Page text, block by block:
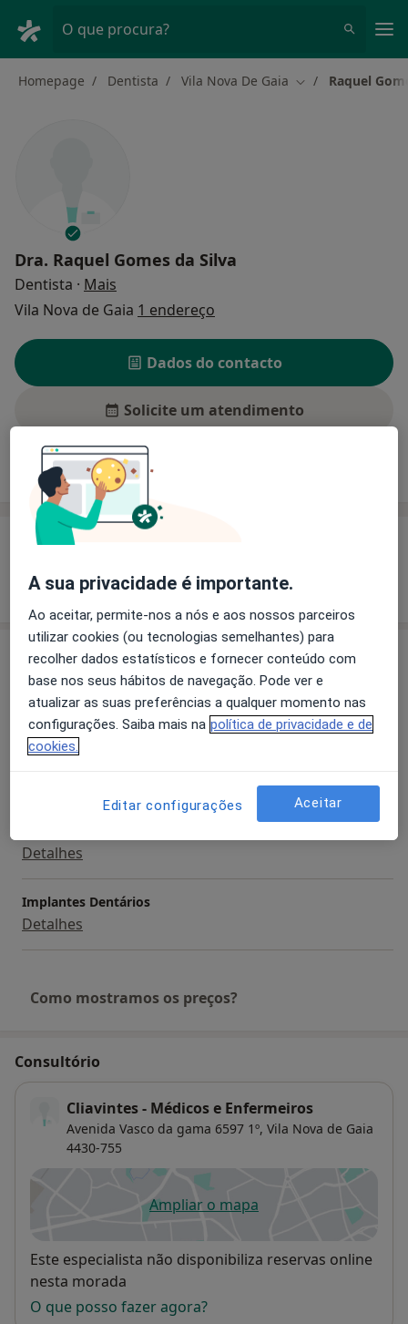
O que procura?
Homepage Dentista Vila Nova De Gaia Mudar de cidade
Raquel
Dra. Raquel Gomes da Silva
Dentista · Mais
Vila Nova de Gaia 1 endereço
Dados do contacto
Solicite um atendimento
Experiência Preços
Experiência
Mostrar mais detalhes
sobre a experiência
Serviços e preços
Aparelho Fixo
Detalhes
Branqueamento Dentário
Detalhes
Implantes Dentários
Detalhes
Como mostramos os preços?
Consultório
Cliavintes - Médicos e Enfermeiros
Avenida Vasco da gama 6597 1º, Vila Nova de Gaia
4430-755
Ampliar o mapaabre num novo separador
Disponibilidade
Este especialista não disponibiliza reservas online
nesta morada
O que posso fazer agora?
A sua privacidade é importante.
Ao aceitar, permite-nos a nós e aos nossos parceiros
utilizar cookies (ou tecnologias semelhantes) para
recolher dados estatísticos e fornecer conteúdo com
base nos seus hábitos de navegação. Pode ver e
atualizar as suas preferências a qualquer momento nas
configurações. Saiba mais na política de privacidade e de
cookies.
Editar configurações Aceitar